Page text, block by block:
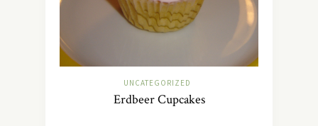
UNCATEGORIZED
Erdbeer Cupcakes